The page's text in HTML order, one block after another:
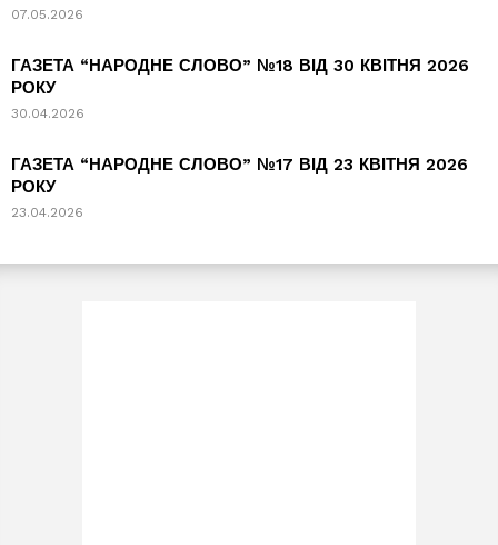
07.05.2026
ГАЗЕТА “НАРОДНЕ СЛОВО” №18 ВІД 30 КВІТНЯ 2026
РОКУ
30.04.2026
ГАЗЕТА “НАРОДНЕ СЛОВО” №17 ВІД 23 КВІТНЯ 2026
РОКУ
23.04.2026